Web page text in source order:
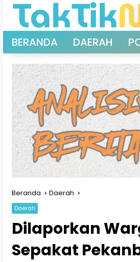
BERANDA DAERAH
Beranda Daerah
Daerah
Dilaporkan
Sepakat